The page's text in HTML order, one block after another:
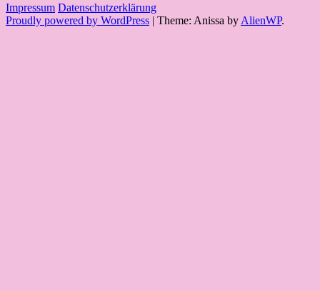
Impressum Datenschutzerklärung
Proudly powered by WordPress | Theme: Anissa by AlienWP.